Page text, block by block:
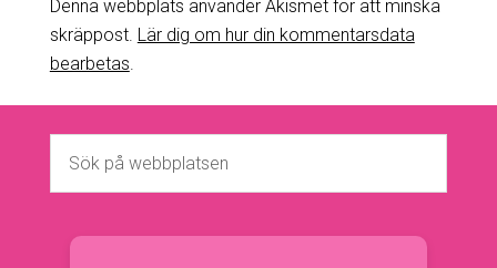
Denna webbplats använder Akismet för att minska
skräppost. Lär dig om hur din kommentarsdata
bearbetas